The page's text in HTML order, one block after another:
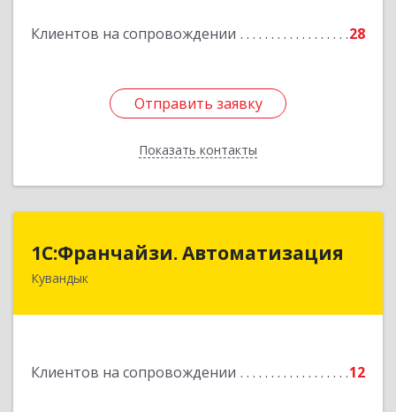
Клиентов на сопровождении 28
Отправить заявку
Показать контакты
Отправить заявку
Назад
1С:Франчайзи. Автоматизация
Кувандык
Клиентов на сопровождении 12
1С:Франчайзи. Автоматизация
462220, Оренбургская обл, Кувандыкский р-н,